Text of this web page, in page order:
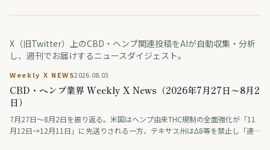
X（旧Twitter）上のCBD・ヘンプ関連投稿をAIが自動収集・分析
し、週刊でお届けするニュースダイジェスト。
Weekly X NEWS2026.08.03
CBD・ヘンプ業界 Weekly X News（2026年7月27日〜8月2
日）
7月27日〜8月2日を振り返る。米国はヘンプ由来THC規制の全面強化が「11
月12日→12月11日」に先送りされる一方、テキサス州はΔ8等を禁止し「連